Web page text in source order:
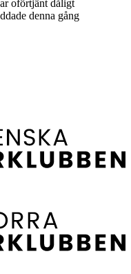
oförtjänt dåligt
denna gång